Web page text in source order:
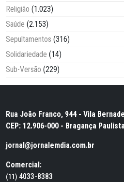
Religião (1.023)
Saúde (2.153)
Sepultamentos (316)
Solidariedade (14)
Sub-Versão (229)
Rua João Franco, 944 - Vila
CEP: 12.906-000 - Bragança
jornal@jornalemdia.com.br
Comercial:
(11) 4033-8383